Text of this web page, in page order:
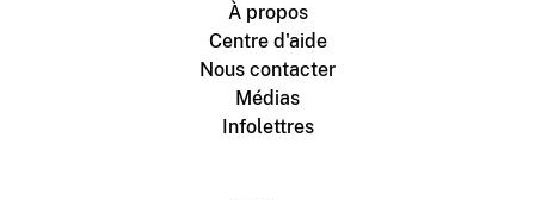
À propos
Centre d'aide
Nous contacter
Médias
Infolettres